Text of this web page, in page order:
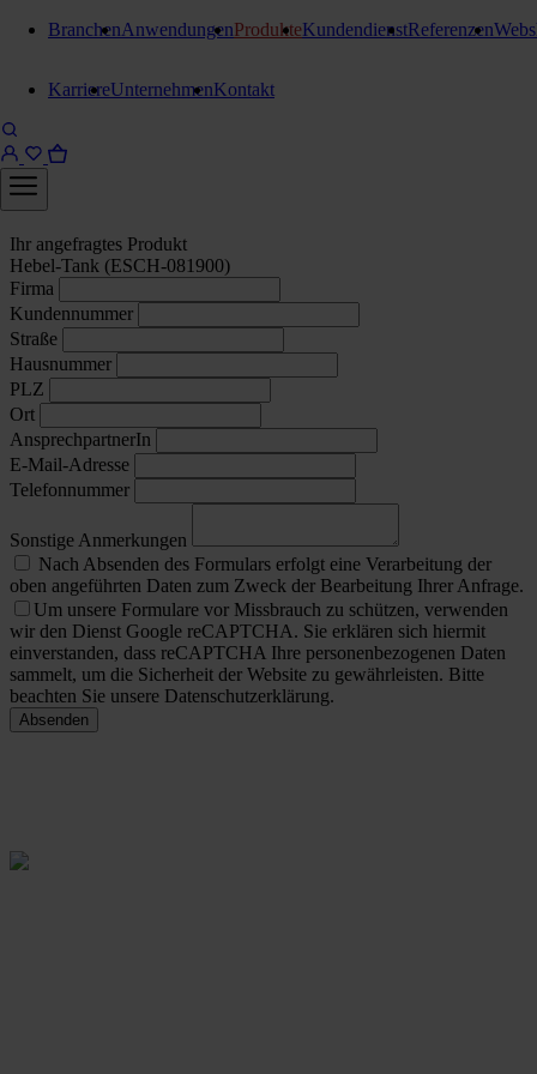
BranchenAnwendungenProdukteKundendienstReferenzen
KarriereUnternehmenKontakt
Startseite Produkte
Produktanfrage
Produkte
sie haben sich noch nicht sicher entschieden?
Produkt unverbindlich anfragen
Ihr angefragtes Produkt
Hebel-Tank (ESCH-081900)
Firma
Kundennummer
Straße
Hausnummer
PLZ
Ort
AnsprechpartnerIn
E-Mail-Adresse
Telefonnummer
Sonstige Anmerkungen
Nach Absenden des Formulars erfolgt eine Verarbeitung der
oben angeführten Daten zum Zweck der Bearbeitung Ihrer Anfrage.
Um unsere Formulare vor Missbrauch zu schützen, verwenden
wir den Dienst Google reCAPTCHA. Sie erklären sich hiermit
einverstanden, dass reCAPTCHA Ihre personenbezogenen Daten
sammelt, um die Sicherheit der Website zu gewährleisten. Bitte
beachten Sie unsere Datenschutzerklärung.
Absenden